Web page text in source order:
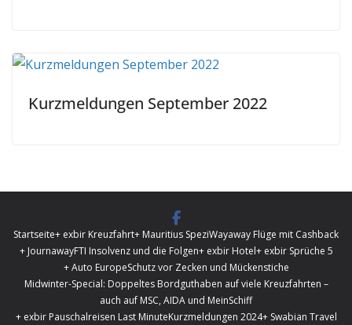
Kurzmeldungen September 2022
Startseite+ exbir Kreuzfahrt+ Mauritius SpeziWayaway Flüge mit Cashback
+ JournawayFTI Insolvenz und die Folgen+ exbir Hotel+ exbir Sprüche 5
+ Auto EuropeSchutz vor Zecken und Mückenstiche
Midwinter-Special: Doppeltes Bordguthaben auf viele Kreuzfahrten –
auch auf MSC, AIDA und MeinSchiff
+ exbir Pauschalreisen Last MinuteKurzmeldungen 2024+ Swabian Travel